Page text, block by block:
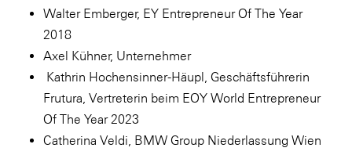
Walter Emberger, EY Entrepreneur Of The Year
2018
Axel Kühner, Unternehmer
Kathrin Hochensinner-Häupl, Geschäftsführerin
Frutura, Vertreterin beim EOY World Entrepreneur
Of The Year 2023
Catherina Veldi, BMW Group Niederlassung Wien